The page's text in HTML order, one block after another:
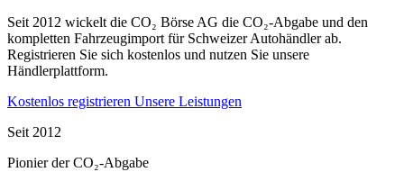
Seit 2012 wickelt die CO₂ Börse AG die CO₂-Abgabe und den
kompletten Fahrzeugimport für Schweizer Autohändler ab.
Registrieren Sie sich kostenlos und nutzen Sie unsere
Händlerplattform.
Kostenlos registrieren Unsere Leistungen
Seit 2012
Pionier der CO₂-Abgabe